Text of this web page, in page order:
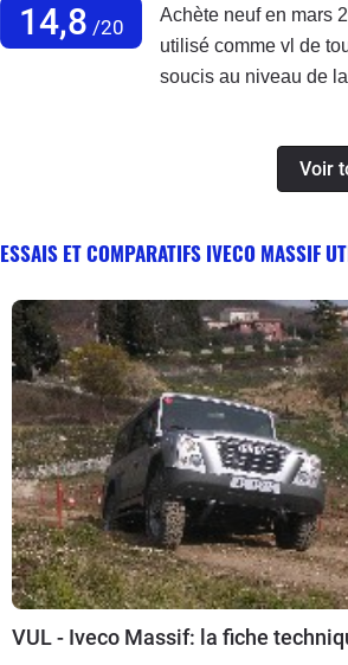
14,8 /20
Achète neuf en mars
utilisé comme vl de
soucis au niveau de
hiver avec 4 pneus
de les faire polir chez
Voir
ESSAIS ET COMPARATIFS IVECO MASSIF
VUL - Iveco Massif: la fiche